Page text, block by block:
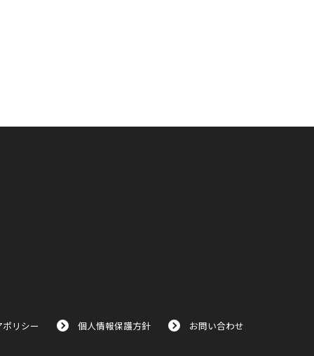
リシー 個人情報保護方針 お問い合わせ